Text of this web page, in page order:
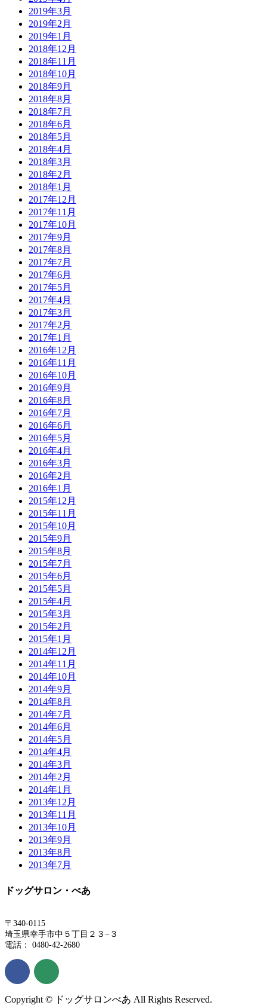
2019年3月
2019年2月
2019年1月
2018年12月
2018年11月
2018年10月
2018年9月
2018年8月
2018年7月
2018年6月
2018年5月
2018年4月
2018年3月
2018年2月
2018年1月
2017年12月
2017年11月
2017年10月
2017年9月
2017年8月
2017年7月
2017年6月
2017年5月
2017年4月
2017年3月
2017年2月
2017年1月
2016年12月
2016年11月
2016年10月
2016年9月
2016年8月
2016年7月
2016年6月
2016年5月
2016年4月
2016年3月
2016年2月
2016年1月
2015年12月
2015年11月
2015年10月
2015年9月
2015年8月
2015年7月
2015年6月
2015年5月
2015年4月
2015年3月
2015年2月
2015年1月
2014年12月
2014年11月
2014年10月
2014年9月
2014年8月
2014年7月
2014年6月
2014年5月
2014年4月
2014年3月
2014年2月
2014年1月
2013年12月
2013年11月
2013年10月
2013年9月
2013年8月
2013年7月
ドッグサロン・べあ
〒340-0115
埼玉県幸手市中５丁目２３−３
電話： 0480-42-2680
Copyright © ドッグサロンべあ All Rights Reserved.